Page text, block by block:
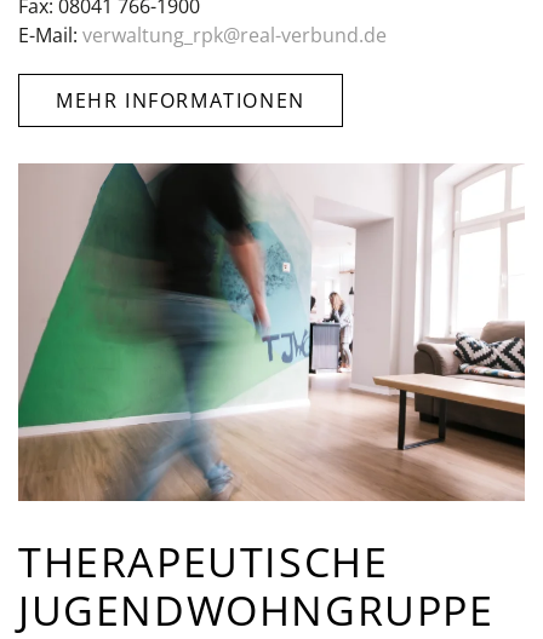
Fax: 08041 766-1900
E-Mail: verwaltung_rpk@real-verbund.de
MEHR INFORMATIONEN
THERAPEUTISCHE
JUGENDWOHN­GRUPPE